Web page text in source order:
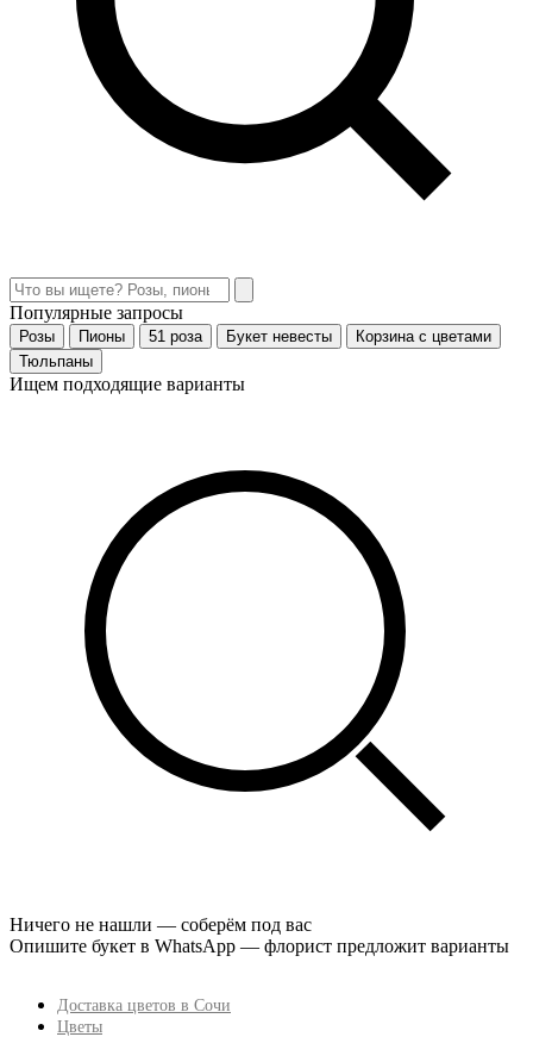
Популярные запросы
Розы Пионы 51 роза Букет невесты
Корзина с цветами
Тюльпаны
Ищем подходящие варианты
Ничего не нашли — соберём под вас
Опишите букет в WhatsApp — флорист предложит варианты
Доставка цветов в Сочи
Цветы